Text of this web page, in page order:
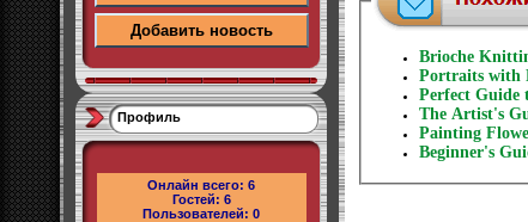
Добавить новость
Профиль
Онлайн всего: 6
Гостей: 6
Пользователей: 0
Brioche
Portraits with
Perfect Guide
The Artist's
Painting
Beginner's